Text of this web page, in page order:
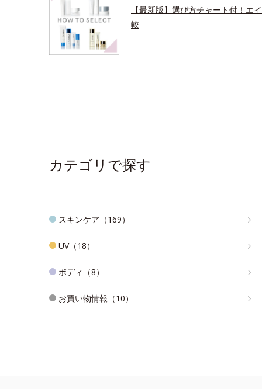
【最新版】選び方チャート付！エ
較
カテゴリで探す
スキンケア（169）
UV（18）
ボディ（8）
お買い物情報（10）